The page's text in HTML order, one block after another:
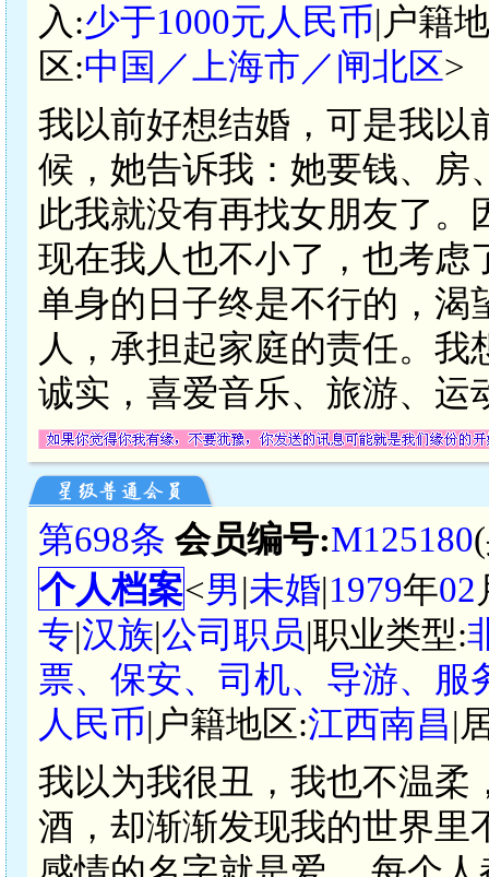
入:少于1000元人民币|户籍
区:中国／上海市／闸北区>
我以前好想结婚，可是我以
候，她告诉我：她要钱、房
此我就没有再找女朋友了
现在我人也不小了，也考虑
单身的日子终是不行的，渴
人，承担起家庭的责任。
诚实，喜爱音乐、旅游、运
第698条 会员编号:M125180
个人档案<男|未婚|1979年02
专|汉族|公司职员|职业类型:
票、保安、司机、导游、服
人民币|户籍地区:江西南昌|
我以为我很丑，我也不温柔
酒，却渐渐发现我的世界里